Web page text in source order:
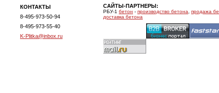
КОНТАКТЫ
8-495-973-50-94
8-495-973-55-40
K-Plitka@inbox.ru
САЙТЫ-ПАРТНЕРЫ:
РБУ-1 бетон - производство бетона
продажа
доставка бетона